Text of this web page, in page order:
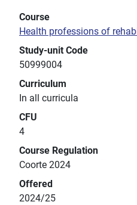
Course
Health professions of
Study-unit Code
50999004
Curriculum
In all curricula
CFU
4
Course Regulation
Coorte 2024
Offered
2024/25